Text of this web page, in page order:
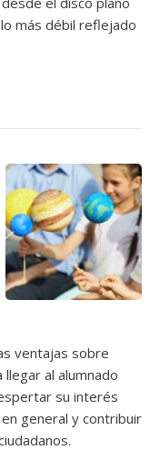
más débil reflejado
ventajas sobre
al alumnado
su interés
general y contribuir